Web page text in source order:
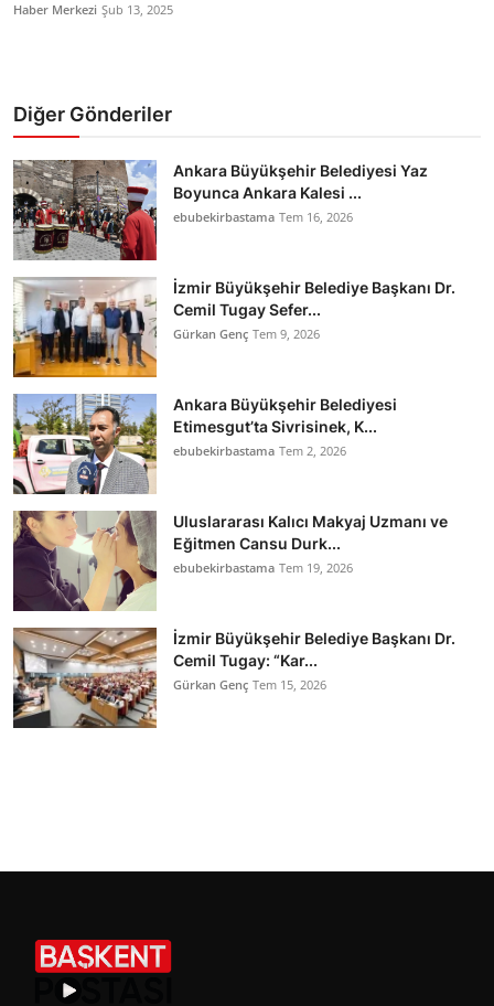
Haber Merkezi Şub 13, 2025
Diğer Gönderiler
Ankara Büyükşehir Belediyesi Yaz
Boyunca Ankara Kalesi ...
ebubekirbastama Tem 16, 2026
İzmir Büyükşehir Belediye Başkanı Dr.
Cemil Tugay Sefer...
Gürkan Genç Tem 9, 2026
Ankara Büyükşehir Belediyesi
Etimesgut’ta Sivrisinek, K...
ebubekirbastama Tem 2, 2026
Uluslararası Kalıcı Makyaj Uzmanı ve
Eğitmen Cansu Durk...
ebubekirbastama Tem 19, 2026
İzmir Büyükşehir Belediye Başkanı Dr.
Cemil Tugay: “Kar...
Gürkan Genç Tem 15, 2026